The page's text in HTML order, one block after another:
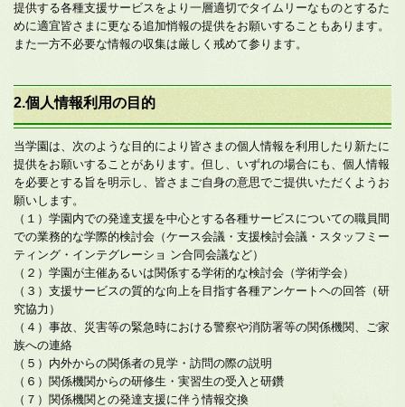
提供する各種支援サービスをより一層適切でタイムリーなものとするた
めに適宜皆さまに更なる追加悄報の提供をお願いすることもあります。
また一方不必要な情報の収集は厳しく戒めて参ります。
2.個人情報利用の目的
当学園は、次のような目的により皆さまの個人情報を利用したり新たに
提供をお願いすることがあります。但し、いずれの場合にも、個人情報
を必要とする旨を明示し、皆さまご自身の意思でご提供いただくようお
願いします。
（１）学園内での発達支援を中心とする各種サービスについての職員間
での業務的な学際的検討会（ケース会議・支援検討会議・スタッフミー
ティング・インテグレーショ ン合同会議など）
（２）学園が主催あるいは関係する学術的な検討会（学術学会）
（３）支援サービスの質的な向上を目指す各種アンケートヘの回答（研
究協力）
（４）事故、災害等の緊急時における警察や消防署等の関係機関、ご家
族への連絡
（５）内外からの関係者の見学・訪問の際の説明
（６）関係機関からの研修生・実習生の受入と研鑽
（７）関係機関との発達支援に伴う情報交換